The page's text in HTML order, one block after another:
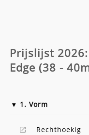
Prijslijst
Edge (38 -
1. Vorm
Rechthoekig